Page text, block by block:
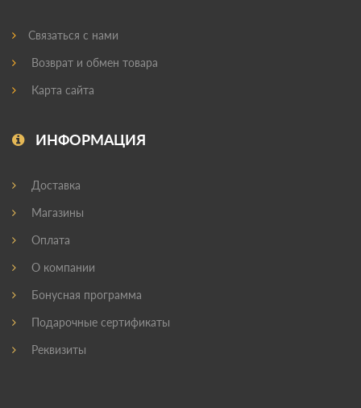
Связаться с нами
Возврат и обмен товара
Карта сайта
ИНФОРМАЦИЯ
Доставка
Магазины
Оплата
О компании
Бонусная программа
Подарочные сертификаты
Реквизиты